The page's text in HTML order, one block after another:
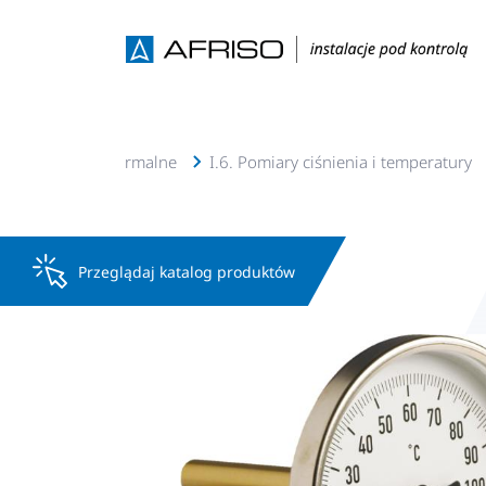
solarne, geotermalne I.6. Pomiary ciśnienia i temperatury
Przeglądaj katalog produktów